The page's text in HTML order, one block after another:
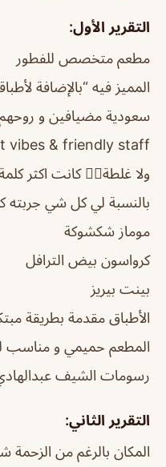
التقرير الأول:
مطعم متخصص للفطور
المميز فيه “بالإضافة
سعودية مضيافين و
ولا غلطة👌🏻 كانت اكثر
بالنسبة لي كل شي جربته
موماز شكشوكة
كرواسون بيض الترافل
بينت بيريز
الأطباق مقدمة بطريقة
المطعم حميمي و مناسب
رسومات الشيف عبدالهادي
التقرير الثاني:
المكان بالرغم من الزحمة